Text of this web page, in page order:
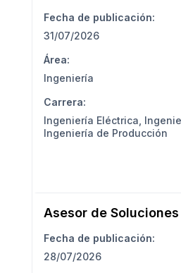
Fecha de publicación:
31/07/2026
Área:
Ingeniería
Carrera:
Ingeniería Eléctrica
Ingeniería de Producción
Asesor de Soluciones
Fecha de publicación:
28/07/2026